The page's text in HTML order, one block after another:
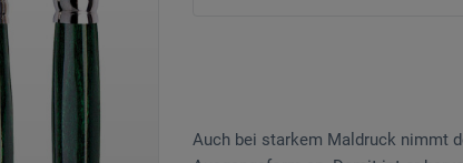
Auch bei starkem Maldruck nimmt